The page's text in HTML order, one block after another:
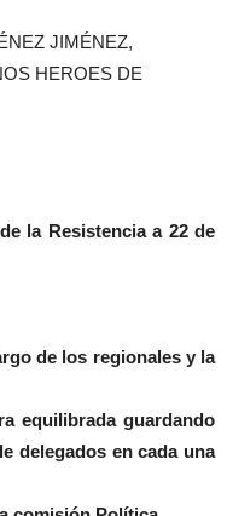
JIMÉNEZ,
HEROES DE
la Resistencia a 22 de
de los regionales y la
equilibrada guardando
delegados en cada una